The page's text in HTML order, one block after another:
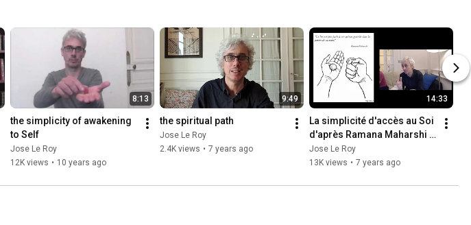
8:13
the simplicity of awakening
to Self
Jose Le Roy
12K views • 10 years ago
9:49
the spiritual path
Jose Le Roy
2.4K views • 7 years ago
14:33
La simplicité d'accès au Soi
d'après Ramana Maharshi
et Douglas Harding
Jose Le Roy
13K views • 7 years ago